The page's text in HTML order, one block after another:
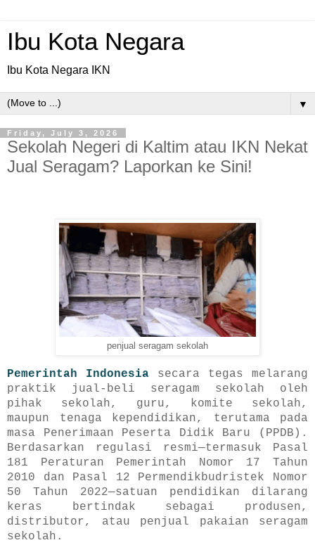
Ibu Kota Negara
Ibu Kota Negara IKN
▼
Friday, July 3, 2026
Sekolah Negeri di Kaltim atau IKN Nekat
Jual Seragam? Laporkan ke Sini!
penjual seragam sekolah
Pemerintah Indonesia secara tegas melarang
praktik jual-beli seragam sekolah oleh
pihak sekolah, guru, komite sekolah,
maupun tenaga kependidikan, terutama pada
masa Penerimaan Peserta Didik Baru (PPDB).
Berdasarkan regulasi resmi—termasuk Pasal
181 Peraturan Pemerintah Nomor 17 Tahun
2010 dan Pasal 12 Permendikbudristek Nomor
50 Tahun 2022—satuan pendidikan dilarang
keras bertindak sebagai produsen,
distributor, atau penjual pakaian seragam
sekolah.